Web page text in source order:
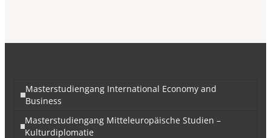
Masterstudiengang International Economy and
Business
Masterstudiengang Mitteleuropäische Studien –
Kulturdiplomatie